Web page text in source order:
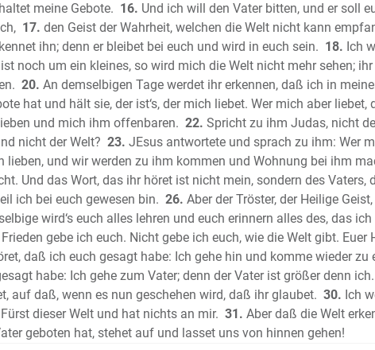
Das Hohelied
Der Prophet
Der Prophet
Die
Der Prophet
Der Prophet
Der Prophet
Der Prophet
Der Prophet
Der Prophet
Der Prophet
Der Prophet
Der Prophet
Der Prophet
Der Prophet
Der Prophet
meine Gebote. 16. Und ich will den Vater bitten, und er soll
17. den Geist der Wahrheit, welchen die Welt nicht kann
ihn; denn er bleibet bei euch und wird in euch sein. 18. Ich
ist noch um ein kleines, so wird mich die Welt nicht mehr sehen;
20. An demselbigen Tage werdet ihr erkennen, daß ich in
hat und hält sie, der ist‘s, der mich liebet. Wer mich aber
und mich ihm offenbaren. 22. Spricht zu ihm Judas, nicht
nicht der Welt? 23. JEsus antwortete und sprach zu ihm: Wer
lieben, und wir werden zu ihm kommen und Wohnung bei ihm
Und das Wort, das ihr höret ist nicht mein, sondern des Vaters,
ich bei euch gewesen bin. 26. Aber der Tröster, der Heilige
wird‘s euch alles lehren und euch erinnern alles des, das
gebe ich euch. Nicht gebe ich euch, wie die Welt gibt. Euer
daß ich euch gesagt habe: Ich gehe hin und komme wieder zu
habe: Ich gehe zum Vater; denn der Vater ist größer denn ich.
auf daß, wenn es nun geschehen wird, daß ihr glaubet. 30. Ich
dieser Welt und hat nichts an mir. 31. Aber daß die Welt
geboten hat, stehet auf und lasset uns von hinnen gehen!